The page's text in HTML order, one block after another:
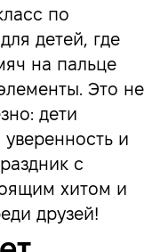
по
детей, где
на пальце
Это не
дети
и
с
хитом и
друзей!